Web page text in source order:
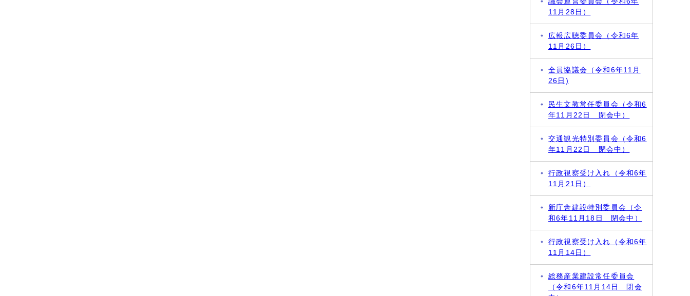
11月28日）
広報広聴委員会（令和6年
11月26日）
全員協議会（令和6年11月
26日)
民生文教常任委員会（令和6
年11月22日 閉会中）
交通観光特別委員会（令和6
年11月22日 閉会中）
行政視察受け入れ（令和6年
11月21日）
新庁舎建設特別委員会（令
和6年11月18日 閉会中）
行政視察受け入れ（令和6年
11月14日）
総務産業建設常任委員会
（令和6年11月14日 閉会